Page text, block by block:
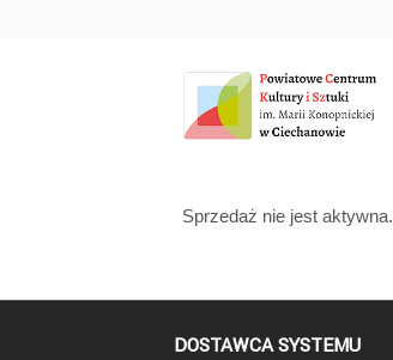
Sprzedaż nie jest aktywna.
DOSTAWCA SYSTEMU